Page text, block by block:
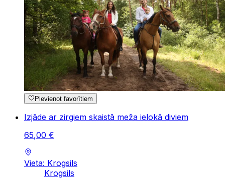
Pievienot favorītiem
Izjāde ar zirgiem skaistā meža ielokā diviem
65,00 €
Vieta: Krogsils
Krogsils